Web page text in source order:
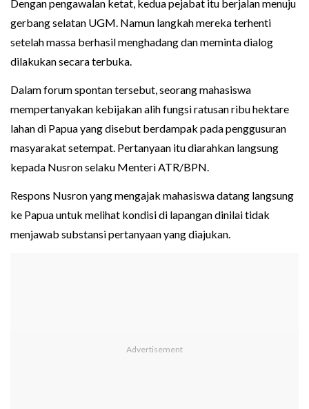
Dengan pengawalan ketat, kedua pejabat itu berjalan menuju
gerbang selatan UGM. Namun langkah mereka terhenti
setelah massa berhasil menghadang dan meminta dialog
dilakukan secara terbuka.
Dalam forum spontan tersebut, seorang mahasiswa
mempertanyakan kebijakan alih fungsi ratusan ribu hektare
lahan di Papua yang disebut berdampak pada penggusuran
masyarakat setempat. Pertanyaan itu diarahkan langsung
kepada Nusron selaku Menteri ATR/BPN.
Respons Nusron yang mengajak mahasiswa datang langsung
ke Papua untuk melihat kondisi di lapangan dinilai tidak
menjawab substansi pertanyaan yang diajukan.